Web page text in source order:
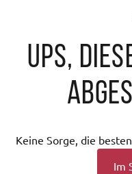
Ups,
Keine Sorge, die
Im